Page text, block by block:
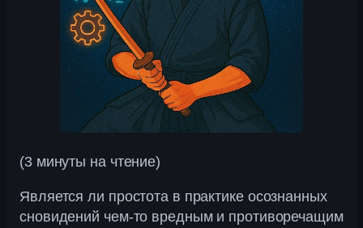
(3 минуты на чтение)
Является ли простота в практике осознанных
сновидений чем-то вредным и противоречащим